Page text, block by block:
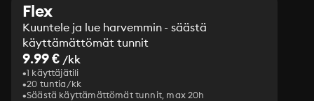
Flex
Kuuntele ja lue harvemmin - säästä
käyttämättömät tunnit
9.99 € /kk
1 käyttäjätili
20 tuntia/kk
Säästä käyttämättömät tunnit, max 20h